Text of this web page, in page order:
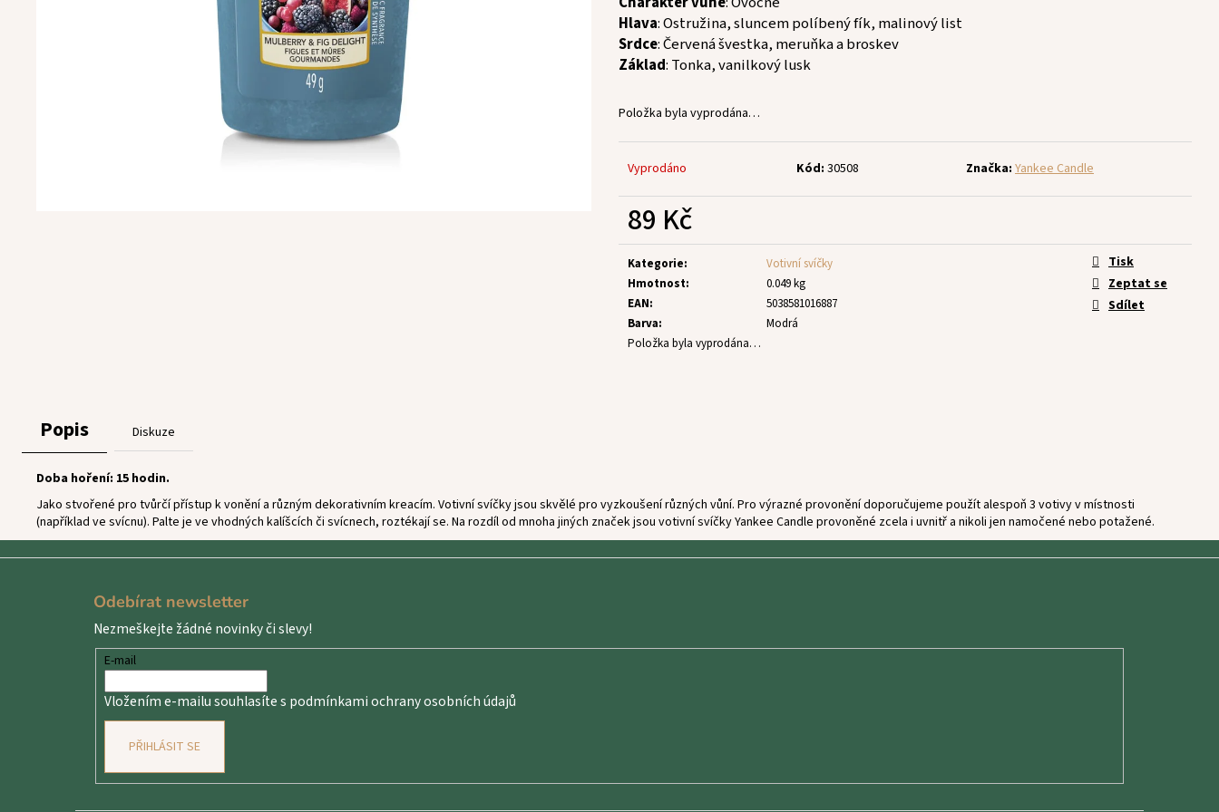
Hlava: Ostružina, sluncem políbený fík, malinový list
Srdce: Červená švestka, meruňka a broskev
Základ: Tonka, vanilkový lusk
Položka byla vyprodána…
Vyprodáno Kód: 30508 Značka: Yankee Candle
89 Kč
Měrná
cena:
Kategorie:
Votivní svíčky
Hmotnost:
0.049 kg
EAN:
5038581016887
Barva:
Modrá
Položka byla vyprodána…
Tisk
Zeptat se
Sdílet
Popis Diskuze
Doba hoření: 15 hodin.
Jako stvořené pro tvůrčí přístup k vonění a různým dekorativním kreacím. Votivní svíčky jsou skvělé pro vyzkoušení různých vůní. Pro výrazné provonění doporučujeme použít alespoň 3 votivy v místnosti
(například ve svícnu). Palte je ve vhodných kalíšcích či svícnech, roztékají se. Na rozdíl od mnoha jiných značek jsou votivní svíčky Yankee Candle provoněné zcela i uvnitř a nikoli jen namočené nebo potažené.
Odebírat newsletter
Nezmeškejte žádné novinky či slevy!
E-mail
Vložením e-mailu souhlasíte s podmínkami ochrany osobních údajů
PŘIHLÁSIT SE